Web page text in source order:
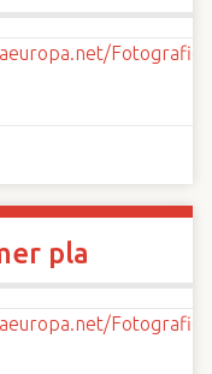
pla